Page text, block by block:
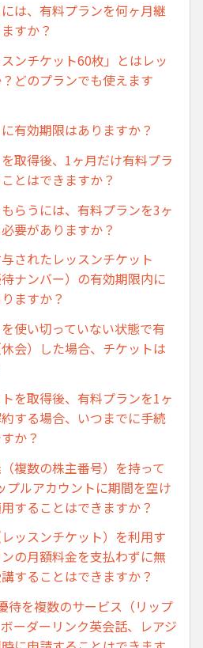
は、有料プランを何ヶ月継
すか？
ンチケット60枚」とはレッ
どのプランでも使えます
有効期限はありますか？
取得後、1ヶ月だけ有料プラ
とはできますか？
らうには、有料プランを3ヶ
要がありますか？
されたレッスンチケット
ナンバー）の有効期限内に
ますか？
使い切っていない状態で有
会）した場合、チケットは
を取得後、有料プランを1ヶ
する場合、いつまでに手続
か？
複数の株主番号）を持って
プルアカウントに期間を空け
することはできますか？
ッスンチケット）を利用す
の月額料金を支払わずに無
することはできますか？
待を複数のサービス（リップ
ーダーリンク英会話、レアジ